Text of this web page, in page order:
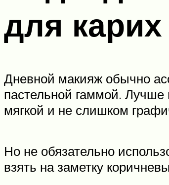
для карих
Дневной макияж обычно
пастельной гаммой. Лучше
мягкой и не слишком
Но не обязательно
взять на заметку